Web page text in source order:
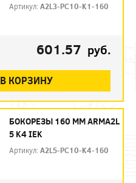
Артикул:A2L3-PC10-K1-160
601.57 руб.
В КОРЗИНУ
БОКОРЕЗЫ 160 ММ ARMA2L
5 K4 IEK
Артикул:A2L5-PC10-K4-160